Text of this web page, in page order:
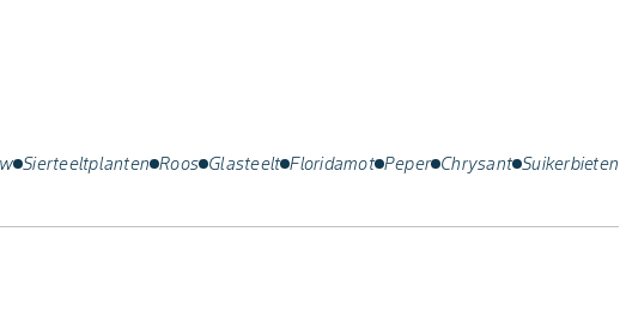
Sierteeltplanten Roos Glasteelt Floridamot Peper Chrysant Suikerbieten